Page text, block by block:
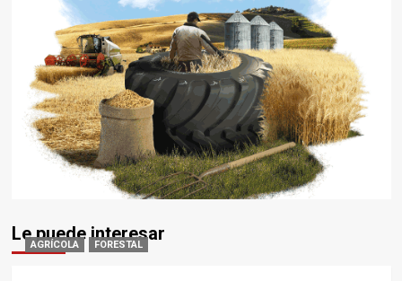
Le puede interesar
AGRÍCOLA FORESTAL